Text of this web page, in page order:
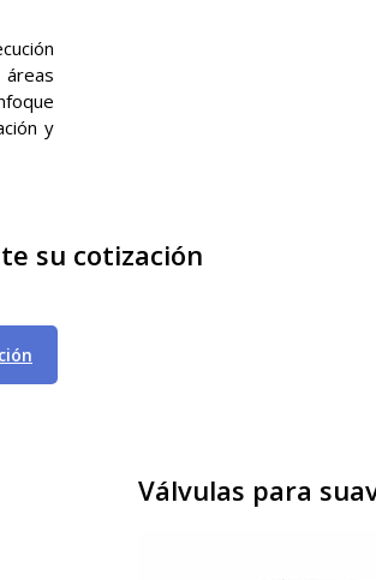
y
su cotización
Válvulas para